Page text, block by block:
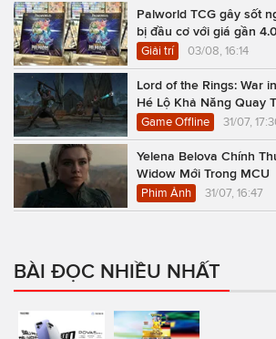
Palworld TCG gây sốt
bị đầu cơ với giá gần
Giải trí 03/08, 16:14
Lord of the Rings: War
Hé Lộ Khả Năng Quay
Game Offline 31/07,
Yelena Belova Chính
Widow Mới Trong MCU
Phim Ảnh 31/07, 16:47
BÀI ĐỌC NHIỀU NHẤT